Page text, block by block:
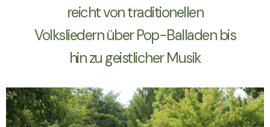
reicht von traditionellen
Volksliedern über Pop-Balladen bis
hin zu geistlicher Musik